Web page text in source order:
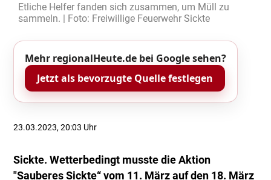
Etliche Helfer fanden sich zusammen, um Müll zu
sammeln. | Foto: Freiwillige Feuerwehr Sickte
Mehr regionalHeute.de bei Google sehen?
Jetzt als bevorzugte Quelle festlegen
23.03.2023, 20:03 Uhr
Sickte. Wetterbedingt musste die Aktion
"Sauberes Sickte“ vom 11. März auf den 18. März